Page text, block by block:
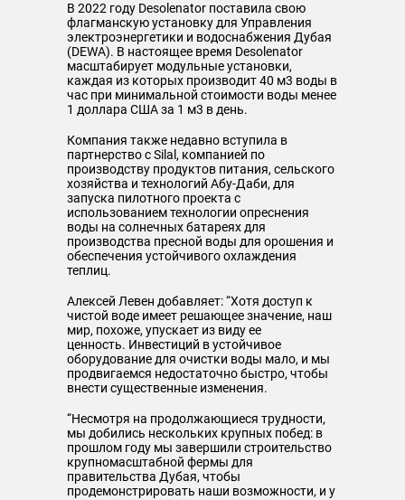
В 2022 году Desolenator поставила свою
флагманскую установку для Управления
электроэнергетики и водоснабжения Дубая
(DEWA). В настоящее время Desolenator
масштабирует модульные установки,
каждая из которых производит 40 м3 воды в
час при минимальной стоимости воды менее
1 доллара США за 1 м3 в день.
Компания также недавно вступила в
партнерство с Silal, компанией по
производству продуктов питания, сельского
хозяйства и технологий Абу-Даби, для
запуска пилотного проекта с
использованием технологии опреснения
воды на солнечных батареях для
производства пресной воды для орошения и
обеспечения устойчивого охлаждения
теплиц.
Алексей Левен добавляет: “Хотя доступ к
чистой воде имеет решающее значение, наш
мир, похоже, упускает из виду ее
ценность. Инвестиций в устойчивое
оборудование для очистки воды мало, и мы
продвигаемся недостаточно быстро, чтобы
внести существенные изменения.
“Несмотря на продолжающиеся трудности,
мы добились нескольких крупных побед: в
прошлом году мы завершили строительство
крупномасштабной фермы для
правительства Дубая, чтобы
продемонстрировать наши возможности, и у